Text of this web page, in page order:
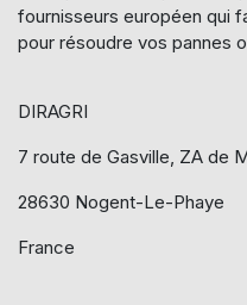
fournisseurs européen qui​
pour résoudre vos pannes
DIRAGRI
7 route de Gasville, ZA de
28630 Nogent-Le-Phaye
France